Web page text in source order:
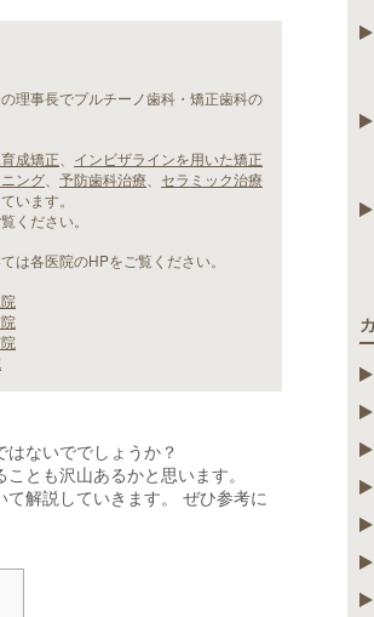
理事長でプルチーノ歯科・矯正歯科の
成矯正
インビザラインを用いた矯正
ング 予防歯科治療
セラミック治療
います。
ください。
は各医院のHPをご覧ください。
ないででしょうか？
とも沢山あるかと思います。
解説していきます。 ぜひ参考に